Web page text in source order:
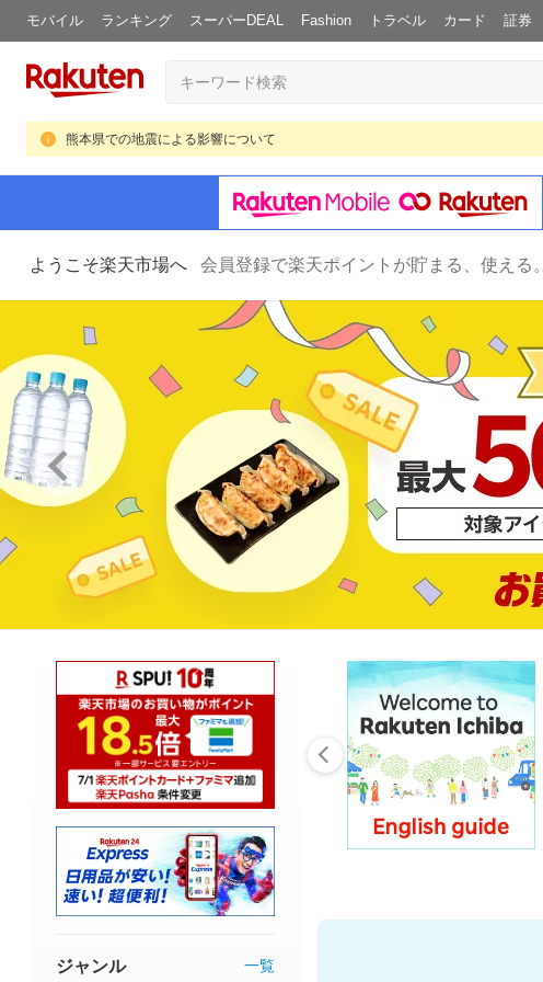
モバイル ランキング スーパーDEAL Fashion トラベル カード 証券
熊本県での地震による影響について
ようこそ楽天市場へ 会員登録で楽天ポイントが貯まる、使える。
ジャンル 一覧